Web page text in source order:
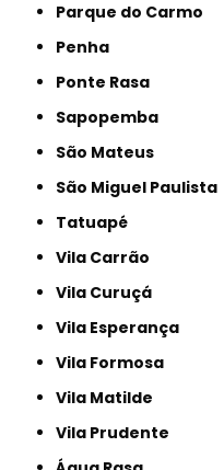
Parque do Carmo
Penha
Ponte Rasa
Sapopemba
São Mateus
São Miguel Paulista
Tatuapé
Vila Carrão
Vila Curuçá
Vila Esperança
Vila Formosa
Vila Matilde
Vila Prudente